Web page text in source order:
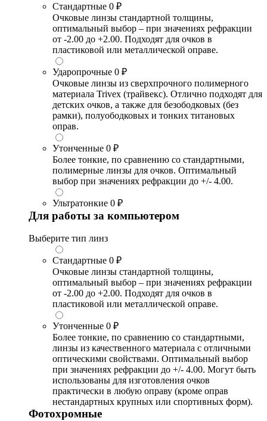
Стандартные 0 ₽
Очковые линзы стандартной толщины,
оптимальный выбор – при значениях рефракции
от -2.00 до +2.00. Подходят для очков в
пластиковой или металлической оправе.
Ударопрочные 0 ₽
Очковые линзы из сверхпрочного полимерного
материала Trivex (трайвекс). Отлично подходят для
детских очков, а также для безободковых (без
рамки), полуободковых и тонких титановых
оправ.
Утонченные 0 ₽
Более тонкие, по сравнению со стандартными,
полимерные линзы для очков. Оптимальный
выбор при значениях рефракции до +/- 4.00.
Ультратонкие 0 ₽
Для работы за компьютером
Выберите тип линз
Стандартные 0 ₽
Очковые линзы стандартной толщины,
оптимальный выбор – при значениях рефракции
от -2.00 до +2.00. Подходят для очков в
пластиковой или металлической оправе.
Утонченные 0 ₽
Более тонкие, по сравнению со стандартными,
линзы из качественного материала с отличными
оптическими свойствами. Оптимальный выбор
при значениях рефракции до +/- 4.00. Могут быть
использованы для изготовления очков
практически в любую оправу (кроме оправ
нестандартных крупных или спортивных форм).
Фотохромные